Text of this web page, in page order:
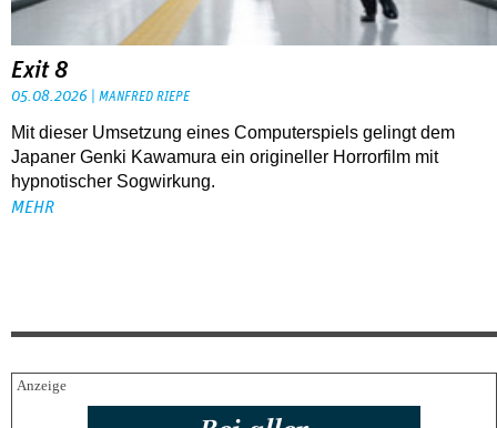
Exit 8
05.08.2026 MANFRED RIEPE
Mit dieser Umsetzung eines Computerspiels gelingt dem
Japaner Genki Kawamura ein origineller Horrorfilm mit
hypnotischer Sogwirkung.
MEHR